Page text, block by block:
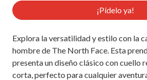
¡Pídelo ya!
Explora la versatilidad y estilo con la
hombre de The North Face. Esta
presenta un diseño clásico con cuello
corta, perfecto para cualquier